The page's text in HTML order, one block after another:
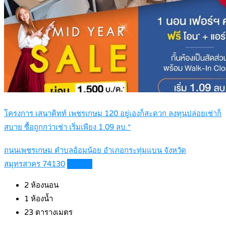
โครงการ เสนาคิทท์ เพชรเกษม 120 อยู่เองก็สะดวก ลงทุนปล่อยเช่าก็
สบาย ซื้อถูกกว่าเช่า เริ่มเพียง 1.09 ลบ.*
ถนนเพชรเกษม ตำบลอ้อมน้อย อำเภอกระทุ่มแบน จังหวัด
สมุทรสาคร 74130
2 ห้องนอน
1 ห้องน้ำ
23 ตารางเมตร